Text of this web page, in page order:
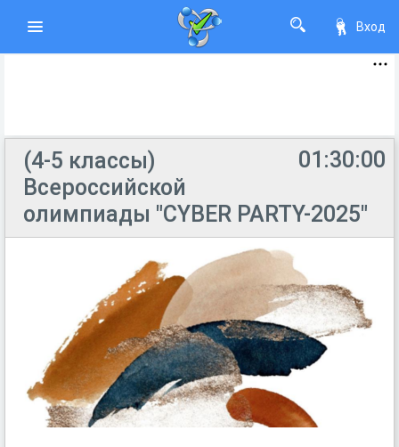
Вход
01:30:00
(4-5 классы)
Всероссийской
олимпиады "CYBER PARTY-2025"